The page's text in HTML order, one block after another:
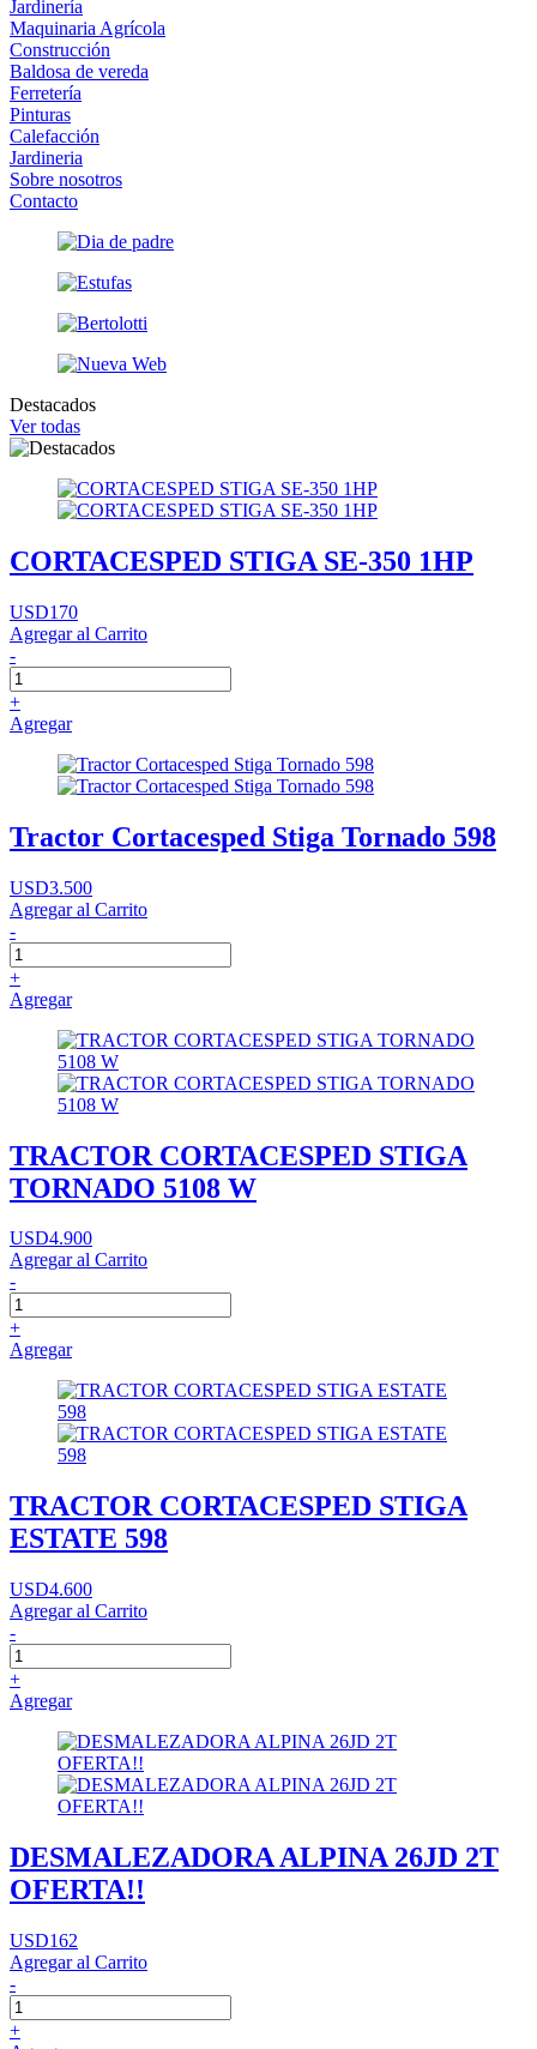
Jardinería
Maquinaria Agrícola
Construcción
Baldosa de vereda
Ferretería
Pinturas
Calefacción
Jardineria
Sobre nosotros
Contacto
Destacados
Ver todas
CORTACESPED STIGA SE-350 1HP
USD170
Agregar al Carrito
-
+
Agregar
Tractor Cortacesped Stiga Tornado 598
USD3.500
Agregar al Carrito
-
+
Agregar
TRACTOR CORTACESPED STIGA
TORNADO 5108 W
USD4.900
Agregar al Carrito
-
+
Agregar
TRACTOR CORTACESPED STIGA
ESTATE 598
USD4.600
Agregar al Carrito
-
+
Agregar
DESMALEZADORA ALPINA 26JD 2T
OFERTA!!
USD162
Agregar al Carrito
-
+